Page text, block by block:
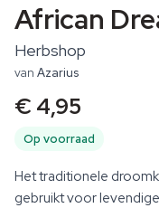
African
Herbshop
van Azarius
€ 4,95
Op voorraad
Het traditionele
gebruikt voor